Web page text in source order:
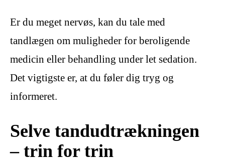
Er du meget nervøs, kan du tale med
tandlægen om muligheder for beroligende
medicin eller behandling under let sedation.
Det vigtigste er, at du føler dig tryg og
informeret.
Selve tandudtrækningen
– trin for trin